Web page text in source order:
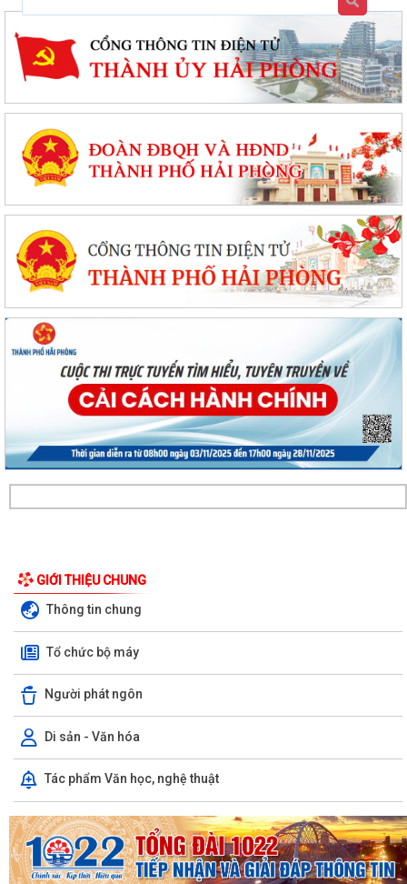
GIỚI THIỆU CHUNG
Thông tin chung
Tổ chức bộ máy
Người phát ngôn
Di sản - Văn hóa
Tác phẩm Văn học, nghệ thuật
trong chuyển đổi số vì sức khỏe cộng...
mô hình "Giải quyết thủ tục hành...
chức Kỳ họp thứ 3 HĐND xã
Hướng tới kỷ niệm 79 năm Ngày Thương binh - Liệt sĩ (27/7/1947 -
27/7/2026), xã Chấn Hưng tổ chức...
địa tiến độ giải phóng mặt bằng,...
Xã Chấn Hưng tổ chức Hội nghị hướng dẫn hộ kinh doanh hoàn thiện
thủ tục chấm dứt hoạt động kinh...